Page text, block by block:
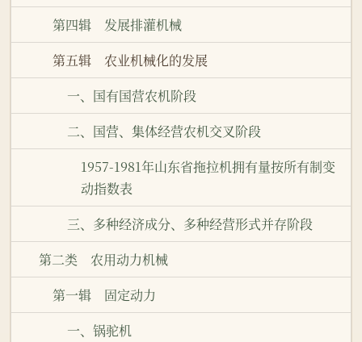
第四辑 发展排灌机械
第五辑 农业机械化的发展
一、国有国营农机阶段
二、国营、集体经营农机交叉阶段
1957-1981年山东省拖拉机拥有量按所有制变
动指数表
三、多种经济成分、多种经营形式并存阶段
第二类 农用动力机械
第一辑 固定动力
一、锅驼机